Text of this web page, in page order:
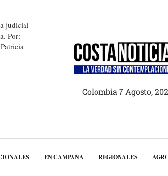
judicial
Por:
Colombia 7 Agosto,
EN CAMPAÑA REGIONALES